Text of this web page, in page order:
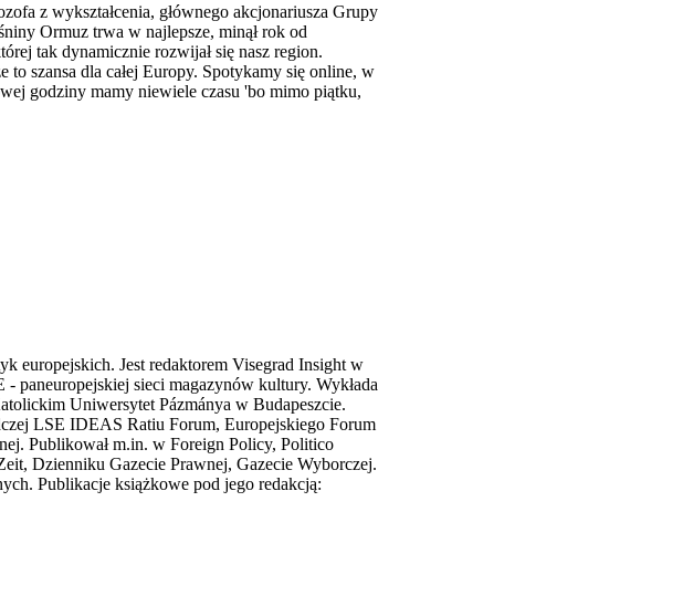
z wykształcenia, głównego akcjonariusza Grupy
Ormuz trwa w najlepsze, minął rok od
tak dynamicznie rozwijał się nasz region.
szansa dla całej Europy. Spotykamy się online, w
godziny mamy niewiele czasu 'bo mimo piątku,
europejskich. Jest redaktorem Visegrad Insight w
paneuropejskiej sieci magazynów kultury. Wykłada
Uniwersytet Pázmánya w Budapeszcie.
LSE IDEAS Ratiu Forum, Europejskiego Forum
Publikował m.in. w Foreign Policy, Politico
Dzienniku Gazecie Prawnej, Gazecie Wyborczej.
Publikacje książkowe pod jego redakcją: